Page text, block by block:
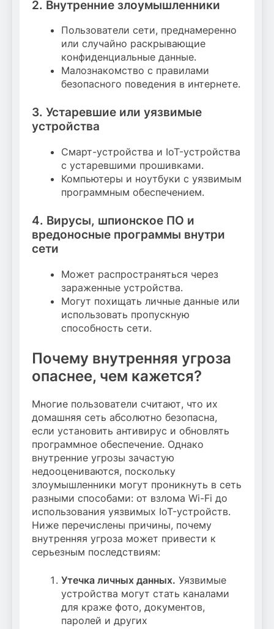
2. Внутренние злоумышленники
Пользователи сети, преднамеренно
или случайно раскрывающие
конфиденциальные данные.
Малознакомство с правилами
безопасного поведения в интернете.
3. Устаревшие или уязвимые
устройства
Смарт-устройства и IoT-устройства
с устаревшими прошивками.
Компьютеры и ноутбуки с уязвимым
программным обеспечением.
4. Вирусы, шпионское ПО и
вредоносные программы внутри
сети
Может распространяться через
зараженные устройства.
Могут похищать личные данные или
использовать пропускную
способность сети.
Почему внутренняя угроза
опаснее, чем кажется?
Многие пользователи считают, что их
домашняя сеть абсолютно безопасна,
если установить антивирус и обновлять
программное обеспечение. Однако
внутренние угрозы зачастую
недооцениваются, поскольку
злоумышленники могут проникнуть в сеть
разными способами: от взлома Wi-Fi до
использования уязвимых IoT-устройств.
Ниже перечислены причины, почему
внутренняя угроза может привести к
серьезным последствиям:
Утечка личных данных. Уязвимые
устройства могут стать каналами
для краже фото, документов,
паролей и других